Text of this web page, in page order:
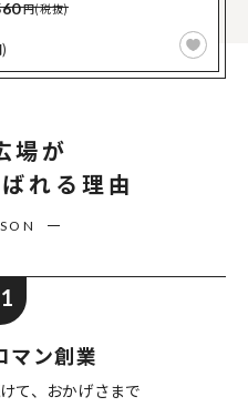
円(税抜)
場が
れる理由
マン創業
て、 おかげさまで